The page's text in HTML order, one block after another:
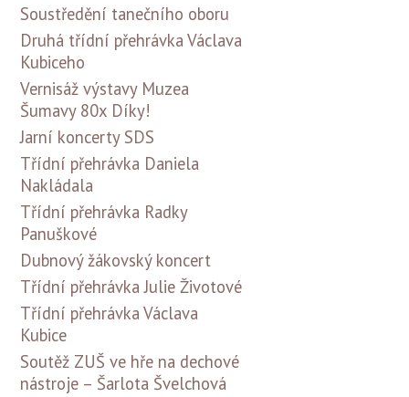
Soustředění tanečního oboru
Druhá třídní přehrávka Václava
Kubiceho
Vernisáž výstavy Muzea
Šumavy 80x Díky!
Jarní koncerty SDS
Třídní přehrávka Daniela
Nakládala
Třídní přehrávka Radky
Panuškové
Dubnový žákovský koncert
Třídní přehrávka Julie Životové
Třídní přehrávka Václava
Kubice
Soutěž ZUŠ ve hře na dechové
nástroje – Šarlota Švelchová